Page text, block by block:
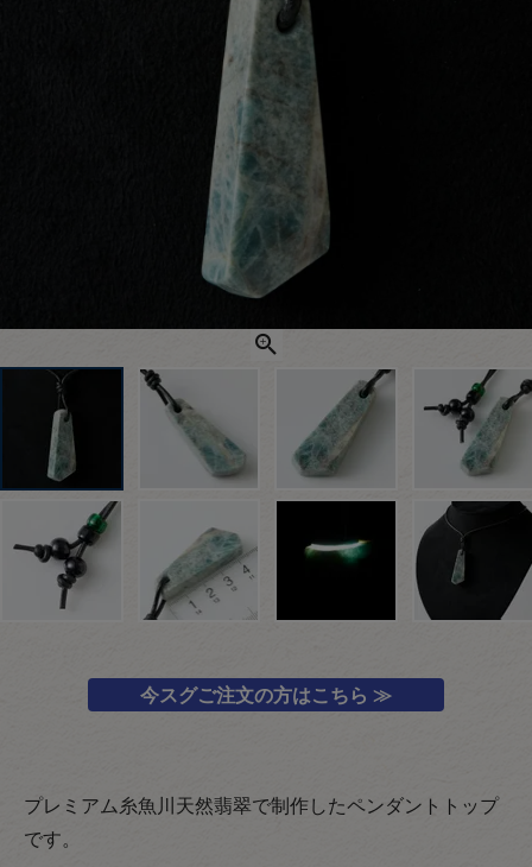
今スグご注文の方はこちら ≫
プレミアム糸魚川天然翡翠で制作したペンダントトップ
です。